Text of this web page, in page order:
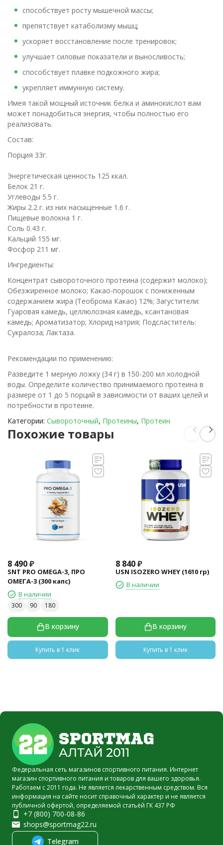
способствует росту мышечной массы;
препятствует катаболизму мышц;
ускоряет восстановление после тренировок;
улучшает силовые показатели и выносливость;
способствует плавке подкожного жира;
укрепляет иммунную систему.
Имея такой мощный источник белка и аминокислот вам
может понадобиться энергия, чтобы полностью его
реализовать.
Состав:
Порция 33г.
Энергетическая ценность 125 ккал.
Белок 21 г.
Углеводы 5.5 г.
Жиры 2.2 г. из них насыщенные 1.6 г.
Пищевые волокна 1 г.
Соль 0.43 г.
Кальций 155 мг.
Фосфор 211 мг.
Ингредиенты:
Концентрат сывороточного протеина (содержит молоко);
Обезжиренное молоко; Какао-порошок с пониженным
содержанием жира (Теоброма Какао) 12%; Загустители:
Гуаровая камедь, целлюлозная камедь, ксантановая
камедь; Ароматизатор; Хлорид натрия; Подсластитель:
Сукралоза; Лактаза.
Рекомендации по применению:
Разведите 1 мерную ложку (34 г) в 150-200 мл холодной
воды. Определите количество принимаемого протеина в
размере от 1 до 5 порций в зависимости от ваших целей и
потребности в протеине.
Категории: Сывороточный, Протеины, Протеин
Похожие товары
8 490₽
SNT PRO OMEGA-3, ПРО
ОМЕГА-3 (300 капс)
В наличии
300 90 180
В корзину
Купить в 1 клик
8 840 ₽
USN ISOZERO WHEY (1610 гр)
В наличии
В корзину
Купить в 1 клик
Федеральная сеть магазинов спортивного питания. Интернет
магазин спортивного питания и товаров для вашего здоровья.
Работаем с 2011 года. Не является лекарственным средством. Вся
информация на сайте носит справочный характер и не является
публичной офертой, определяемой статьёй ГК 437 РФ
+7 (800) 700-08-86
shops@sportmag22.ru
Telegram